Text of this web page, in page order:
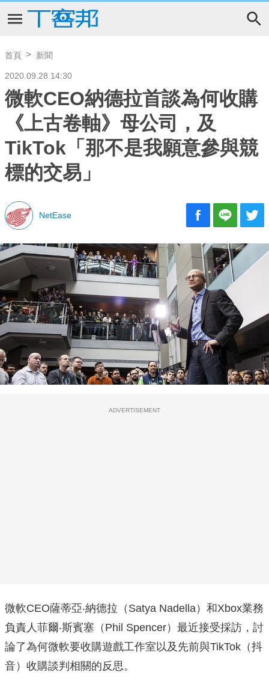
首頁 新聞
2020.09.28 14:30
微軟CEO納德拉首談為何收購
《上古卷軸》母公司，及
TikTok「那不是我願意參與競
標的交易」
NetEase
ADVERTISEMENT
微軟CEO薩蒂亞‧納德拉（Satya Nadella）和Xbox業務
負責人菲爾‧斯賓塞（Phil Spencer）最近接受採訪，討
論了為何微軟要收購遊戲工作室以及先前與TikTok（抖
音）收購談判相關的反思。